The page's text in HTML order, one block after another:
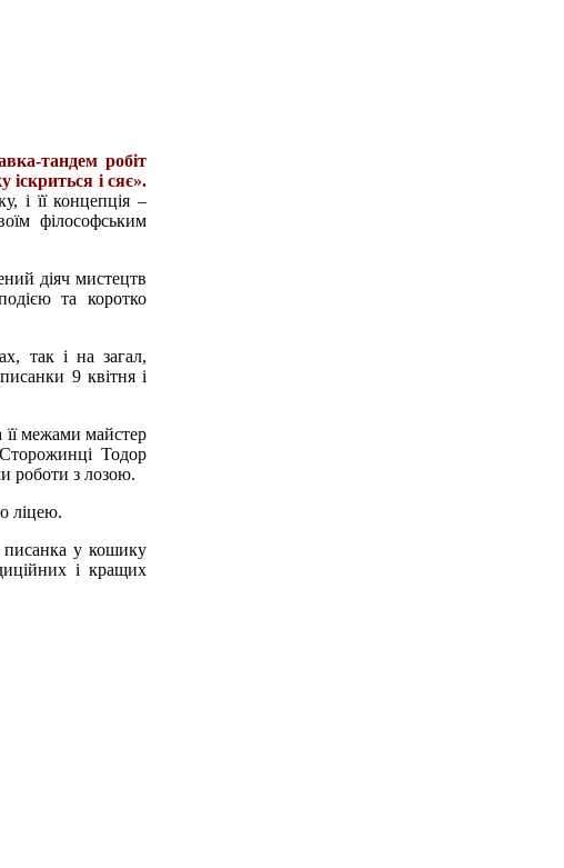
тандем робіт
і сяє».
і її концепція –
філософським
діяч мистецтв
та коротко
так і на загал,
9 квітня і
її межами майстер
Тодор
роботи з лозою.
ліцею.
у кошику
і кращих